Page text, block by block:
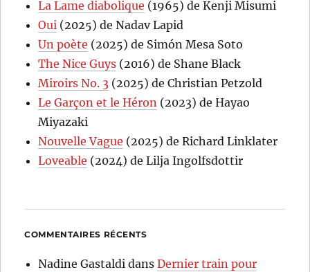
La Lame diabolique (1965) de Kenji Misumi
Oui (2025) de Nadav Lapid
Un poète (2025) de Simón Mesa Soto
The Nice Guys (2016) de Shane Black
Miroirs No. 3 (2025) de Christian Petzold
Le Garçon et le Héron (2023) de Hayao
Miyazaki
Nouvelle Vague (2025) de Richard Linklater
Loveable (2024) de Lilja Ingolfsdottir
COMMENTAIRES RÉCENTS
Nadine Gastaldi dansDernier train pour